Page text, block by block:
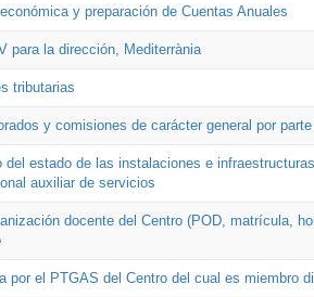
y preparación de Cuentas Anuales
para la dirección, Mediterrània
tributarias
y comisiones de carácter general por
estado de las instalaciones e
auxiliar de servicios
docente del Centro (POD, matrícula,
por el PTGAS del Centro del cual es miembro